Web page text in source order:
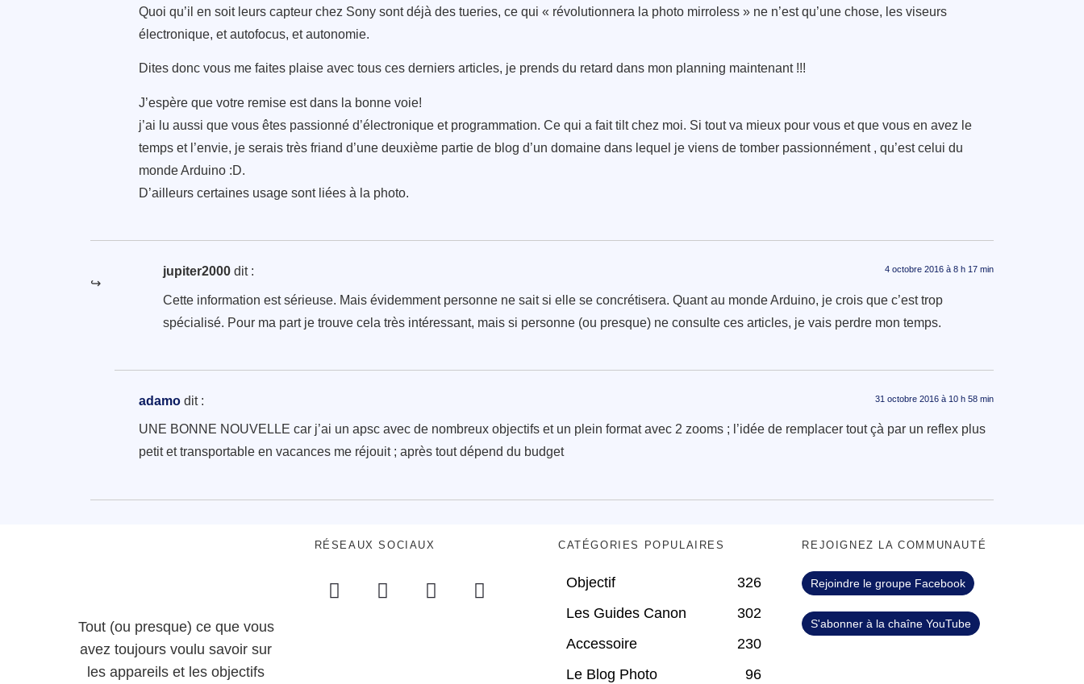
Quoi qu’il en soit leurs capteur chez Sony sont déjà des tueries, ce qui « révolutionnera la photo mirroless » ne n’est qu’une chose, les viseurs
électronique, et autofocus, et autonomie.
Dites donc vous me faites plaise avec tous ces derniers articles, je prends du retard dans mon planning maintenant !!!
J’espère que votre remise est dans la bonne voie!
j’ai lu aussi que vous êtes passionné d’électronique et programmation. Ce qui a fait tilt chez moi. Si tout va mieux pour vous et que vous en avez le
temps et l’envie, je serais très friand d’une deuxième partie de blog d’un domaine dans lequel je viens de tomber passionnément , qu’est celui du
monde Arduino :D.
D’ailleurs certaines usage sont liées à la photo.
jupiter2000 dit : 4 octobre 2016 à 8 h 17 min
Cette information est sérieuse. Mais évidemment personne ne sait si elle se concrétisera. Quant au monde Arduino, je crois que c’est trop
spécialisé. Pour ma part je trouve cela très intéressant, mais si personne (ou presque) ne consulte ces articles, je vais perdre mon temps.
adamo dit : 31 octobre 2016 à 10 h 58 min
UNE BONNE NOUVELLE car j’ai un apsc avec de nombreux objectifs et un plein format avec 2 zooms ; l’idée de remplacer tout çà par un reflex plus
petit et transportable en vacances me réjouit ; après tout dépend du budget
Tout (ou presque) ce que vous
avez toujours voulu savoir sur
les appareils et les objectifs
RÉSEAUX SOCIAUX CATÉGORIES POPULAIRES
Objectif
326
Les Guides Canon
302
Accessoire
230
Le Blog Photo
96
REJOIGNEZ LA COMMUNAUTÉ
Rejoindre le groupe Facebook
S'abonner à la chaîne YouTube